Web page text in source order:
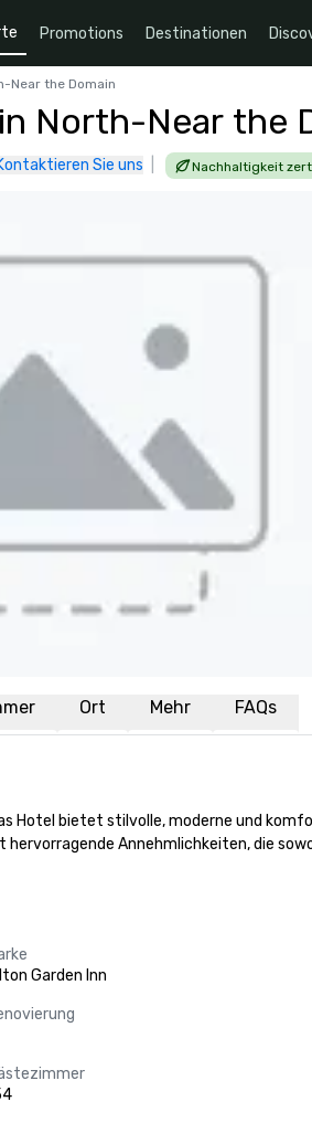
Promotions Destinationen
Near the Domain
North-Near the
Sie uns Nachhaltigkeit
Ort Mehr FAQs
Hotel bietet stilvolle, moderne und
Annehmlichkeiten, die
Garden Inn